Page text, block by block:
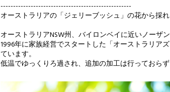
----------------------------------------------------
オーストラリアの「ジェリーブッシュ」の花から採れ
オーストラリアNSW州、バイロンベイに近いノーザ
1996年に家族経営でスタートした「オーストラリア
ています。
低温でゆっくりろ過され、追加の加工は行っておら